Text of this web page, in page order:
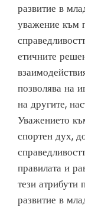
развитие в
уважение към
етичните
позволява на
на другите,
Уважението
спортен дух,
правилата и
тези атрибути
развитие в